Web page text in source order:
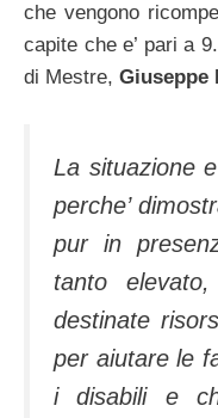
che vengono
capite che e’ pari a
di Mestre, Giuseppe
La situazione
perche’
pur in
tanto
destinate
per aiutare le
i disabili e